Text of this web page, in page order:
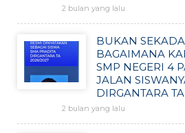
2 bulan yang lalu
BUKAN
BAGAIMANA
SMP NEGERI 4
JALAN
DIRGANTARA
2 bulan yang lalu